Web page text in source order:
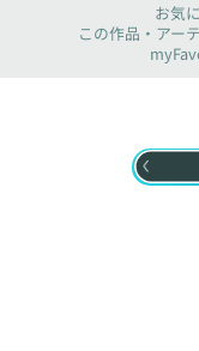
お気
この作品・アー